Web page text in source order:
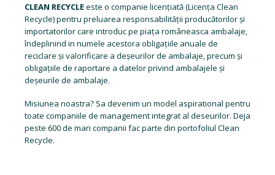
CLEAN RECYCLEeste o companie licențiată (Licența Clean
Recycle) pentru preluarea responsabilității producătorilor și
importatorilor care introduc pe piața româneasca ambalaje,
îndeplinind in numele acestora obligațiile anuale de
reciclare și valorificare a deșeurilor de ambalaje, precum și
obligațiile de raportare a datelor privind ambalajele și
deșeurile de ambalaje.
Misiunea noastra? Sa devenim un model aspirational pentru
toate companiile de management integrat al deseurilor. Deja
peste 600 de mari companii fac parte din portofoliul Clean
Recycle.